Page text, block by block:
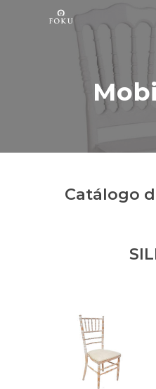
Hit enter to search
Catálogo